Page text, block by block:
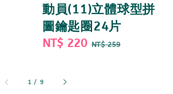
動員(11)立體球型拼
圖鑰匙圈24片
Sale
NT$ 220 Regular
NT$ 259
1 / 9